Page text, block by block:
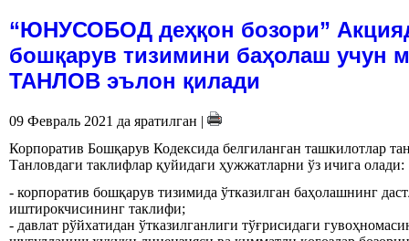
“ЮНУСОБОД деҳқон бозори”
бошқарув тизимини баҳолаш учун
ТАНЛОВ эълон қилади
09 Февраль 2021 да яратилган |
Корпоратив Бошқарув Кодексида белгиланган ташкилотлар
Танловдаги таклифлар қуйидаги ҳужжатларни ўз ичига олади:
- корпоратив бошқарув тизимида ўтказилган баҳолашнинг
иштирокчисининг таклифи;
- давлат рўйхатидан ўтказилганлиги тўғрисидаги